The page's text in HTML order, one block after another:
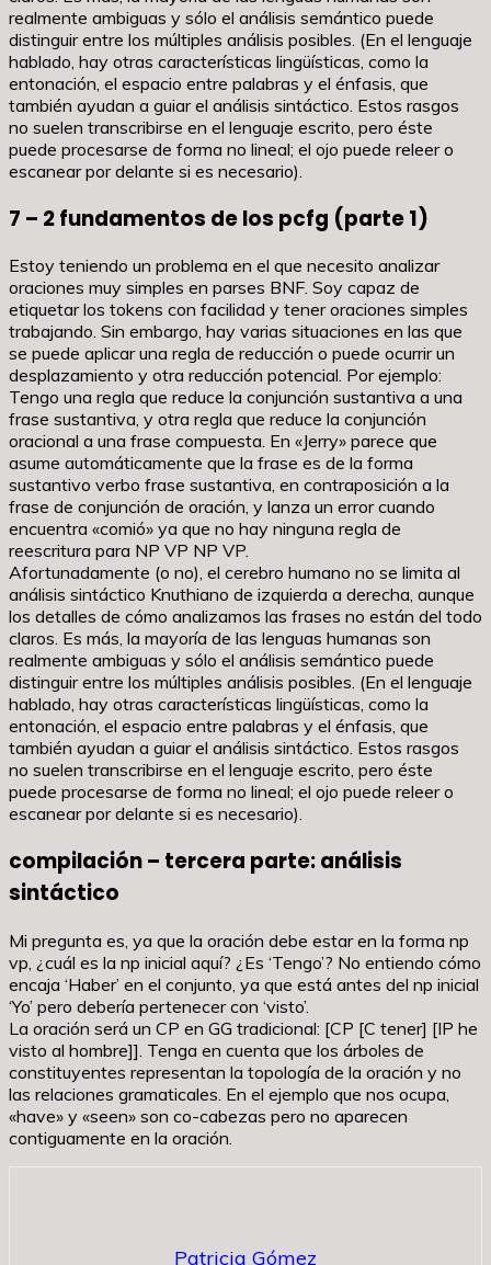
realmente ambiguas y sólo el análisis semántico puede
distinguir entre los múltiples análisis posibles. (En el lenguaje
hablado, hay otras características lingüísticas, como la
entonación, el espacio entre palabras y el énfasis, que
también ayudan a guiar el análisis sintáctico. Estos rasgos
no suelen transcribirse en el lenguaje escrito, pero éste
puede procesarse de forma no lineal; el ojo puede releer o
escanear por delante si es necesario).
7 – 2 fundamentos de los pcfg (parte 1)
Estoy teniendo un problema en el que necesito analizar
oraciones muy simples en parses BNF. Soy capaz de
etiquetar los tokens con facilidad y tener oraciones simples
trabajando. Sin embargo, hay varias situaciones en las que
se puede aplicar una regla de reducción o puede ocurrir un
desplazamiento y otra reducción potencial. Por ejemplo:
Tengo una regla que reduce la conjunción sustantiva a una
frase sustantiva, y otra regla que reduce la conjunción
oracional a una frase compuesta. En «Jerry» parece que
asume automáticamente que la frase es de la forma
sustantivo verbo frase sustantiva, en contraposición a la
frase de conjunción de oración, y lanza un error cuando
encuentra «comió» ya que no hay ninguna regla de
reescritura para NP VP NP VP.
Afortunadamente (o no), el cerebro humano no se limita al
análisis sintáctico Knuthiano de izquierda a derecha, aunque
los detalles de cómo analizamos las frases no están del todo
claros. Es más, la mayoría de las lenguas humanas son
realmente ambiguas y sólo el análisis semántico puede
distinguir entre los múltiples análisis posibles. (En el lenguaje
hablado, hay otras características lingüísticas, como la
entonación, el espacio entre palabras y el énfasis, que
también ayudan a guiar el análisis sintáctico. Estos rasgos
no suelen transcribirse en el lenguaje escrito, pero éste
puede procesarse de forma no lineal; el ojo puede releer o
escanear por delante si es necesario).
compilación – tercera parte: análisis
sintáctico
Mi pregunta es, ya que la oración debe estar en la forma np
vp, ¿cuál es la np inicial aquí? ¿Es ‘Tengo’? No entiendo cómo
encaja ‘Haber’ en el conjunto, ya que está antes del np inicial
‘Yo’ pero debería pertenecer con ‘visto’.
La oración será un CP en GG tradicional: [CP [C tener] [IP he
visto al hombre]]. Tenga en cuenta que los árboles de
constituyentes representan la topología de la oración y no
las relaciones gramaticales. En el ejemplo que nos ocupa,
«have» y «seen» son co-cabezas pero no aparecen
contiguamente en la oración.
Patricia Gómez